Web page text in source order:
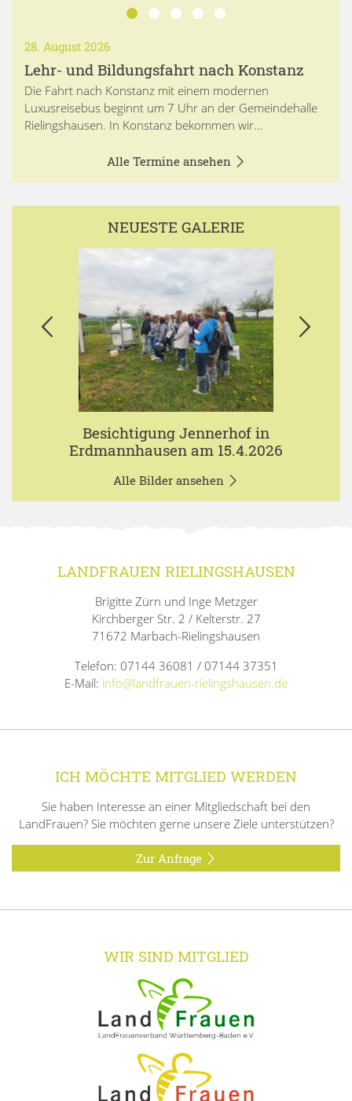
28. August 2026
Lehr- und Bildungsfahrt nach Konstanz
Die Fahrt nach Konstanz mit einem modernen
Luxusreisebus beginnt um 7 Uhr an der Gemeindehalle
Rielingshausen. In Konstanz bekommen wir...
Alle Termine ansehen
NEUESTE GALERIE
Besichtigung Jennerhof in
Erdmannhausen am 15.4.2026
Alle Bilder ansehen
LANDFRAUEN RIELINGSHAUSEN
Brigitte Zürn und Inge Metzger
Kirchberger Str. 2 / Kelterstr. 27
71672 Marbach-Rielingshausen
Telefon: 07144 36081 / 07144 37351
E-Mail: info@landfrauen-rielingshausen.de
ICH MÖCHTE MITGLIED WERDEN
Sie haben Interesse an einer Mitgliedschaft bei den
LandFrauen? Sie möchten gerne unsere Ziele unterstützen?
Zur Anfrage
WIR SIND MITGLIED